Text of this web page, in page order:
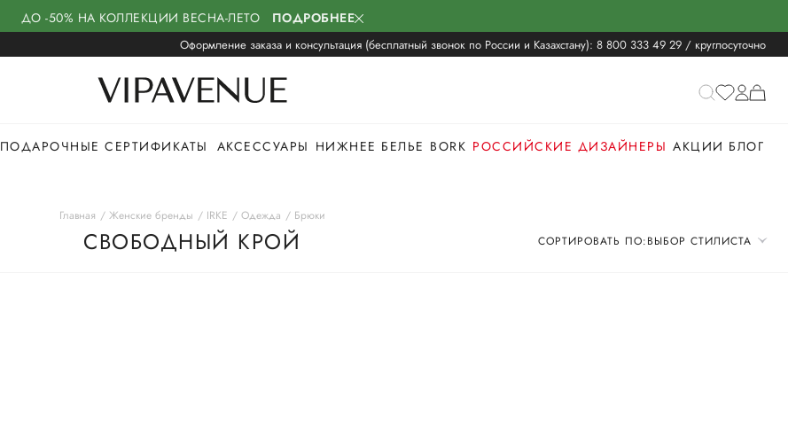
ДО -50% НА КОЛЛЕКЦИИ ВЕСНА-ЛЕТО ПОДРОБНЕЕ
Оформление заказа и консультация (бесплатный звонок по России и Казахстану): 8 800 333 49 29 / круглосуточно
ПОДАРОЧНЫЕ СЕРТИФИКАТЫ АКСЕССУАРЫ НИЖНЕЕ БЕЛЬЕ BORK РОССИЙСКИЕ ДИЗАЙНЕРЫ АКЦИИ БЛОГ
Главная Женские бренды IRKE Одежда Брюки
СВОБОДНЫЙ КРОЙ СОРТИРОВАТЬ ПО:ВЫБОР СТИЛИСТА